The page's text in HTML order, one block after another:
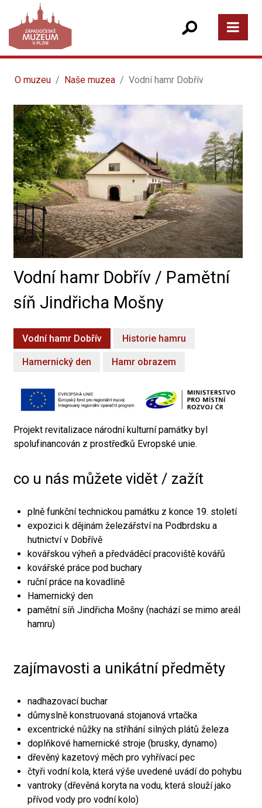
O muzeu Naše muzea Vodní hamr Dobřív
Vodní hamr Dobřív / Pamětní
síň Jindřicha Mošny
Vodní hamr Dobřív Historie hamru
Hamernický den Hamr obrazem
Projekt revitalizace národní kulturní památky byl
spolufinancován z prostředků Evropské unie.
co u nás můžete vidět / zažít
plně funkční technickou památku z konce 19. století
expozici k dějinám železářství na Podbrdsku a
hutnictví v Dobřívě
kovářskou výheň a předváděcí pracoviště kovářů
kovářské práce pod buchary
ruční práce na kovadlině
Hamernický den
pamětní síň Jindřicha Mošny (nachází se mimo areál
hamru)
zajímavosti a unikátní předměty
nadhazovací buchar
důmyslně konstruovaná stojanová vrtačka
excentrické nůžky na stříhání silných plátů železa
doplňkové hamernické stroje (brusky, dynamo)
dřevěný kazetový měch pro vyhřívací pec
čtyři vodní kola, která výše uvedené uvádí do pohybu
vantroky (dřevěná koryta na vodu, která slouží jako
přívod vody pro vodní kolo)